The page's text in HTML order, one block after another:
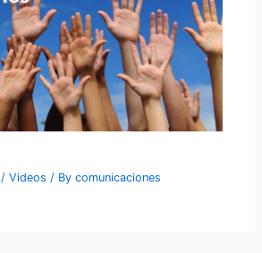
/Videos / Bycomunicaciones